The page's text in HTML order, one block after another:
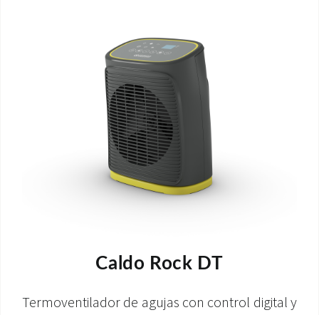
Caldo Rock DT
Termoventilador de agujas con control digital y